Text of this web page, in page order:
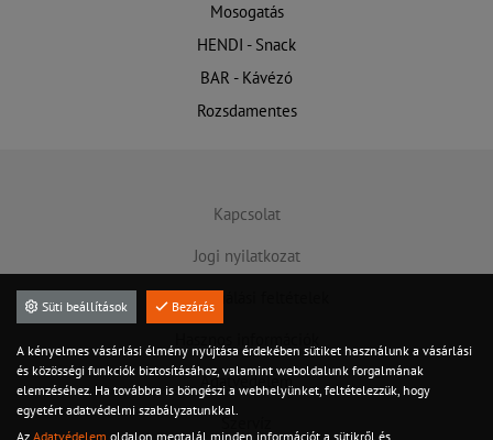
Mosogatás
HENDI - Snack
BAR - Kávézó
Rozsdamentes
Kapcsolat
Jogi nyilatkozat
Felhasználási feltételek
Adatvédelem
Süti beállítások Bezárás
A kényelmes vásárlási élmény nyújtása érdekében sütiket használunk a vásárlási
és közösségi funkciók biztosításához, valamint weboldalunk forgalmának
elemzéséhez. Ha továbbra is böngészi a webhelyünket, feltételezzük, hogy
egyetért adatvédelmi szabályzatunkkal.
Az Adatvédelem oldalon megtalál minden információt a sütikről és